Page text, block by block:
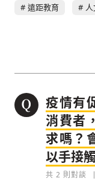
遠距教育
疫情有
消費者
求嗎？
以手接
共 2 則對談